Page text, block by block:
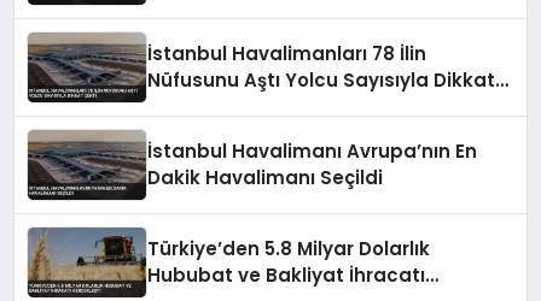
İstanbul Havalimanları 78 İlin
Nüfusunu Aştı Yolcu Sayısıyla Dikkat
İstanbul Havalimanı Avrupa’nın En
Dakik Havalimanı Seçildi
Türkiye’den 5.8 Milyar Dolarlık
Hububat ve Bakliyat İhracatı